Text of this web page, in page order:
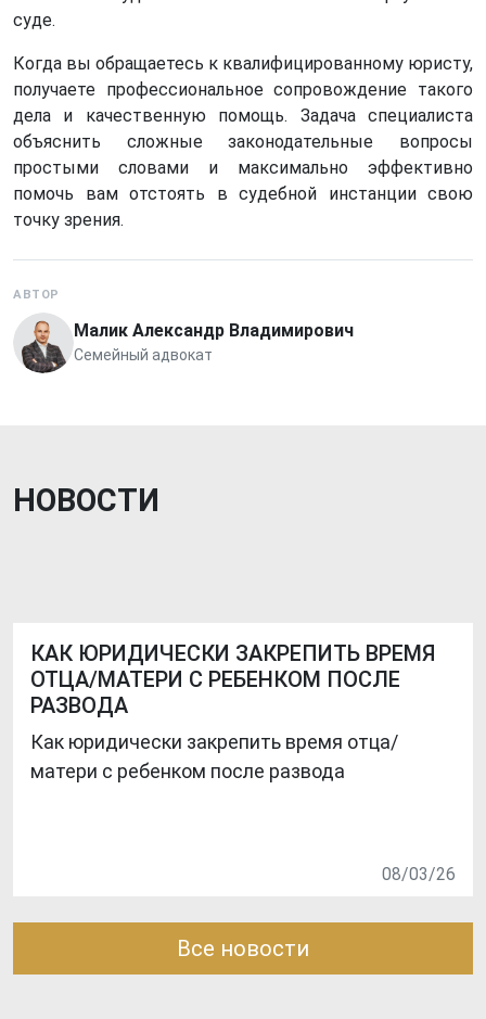
суде.
Когда вы обращаетесь к квалифицированному юристу,
получаете профессиональное сопровождение такого
дела и качественную помощь. Задача специалиста
объяснить сложные законодательные вопросы
простыми словами и максимально эффективно
помочь вам отстоять в судебной инстанции свою
точку зрения.
АВТОР
Малик Александр Владимирович
Семейный адвокат
НОВОСТИ
КАК ЮРИДИЧЕСКИ ЗАКРЕПИТЬ ВРЕМЯ
ОТЦА/МАТЕРИ С РЕБЕНКОМ ПОСЛЕ
РАЗВОДА
Как юридически закрепить время отца/
матери с ребенком после развода
08/03/26
Все новости